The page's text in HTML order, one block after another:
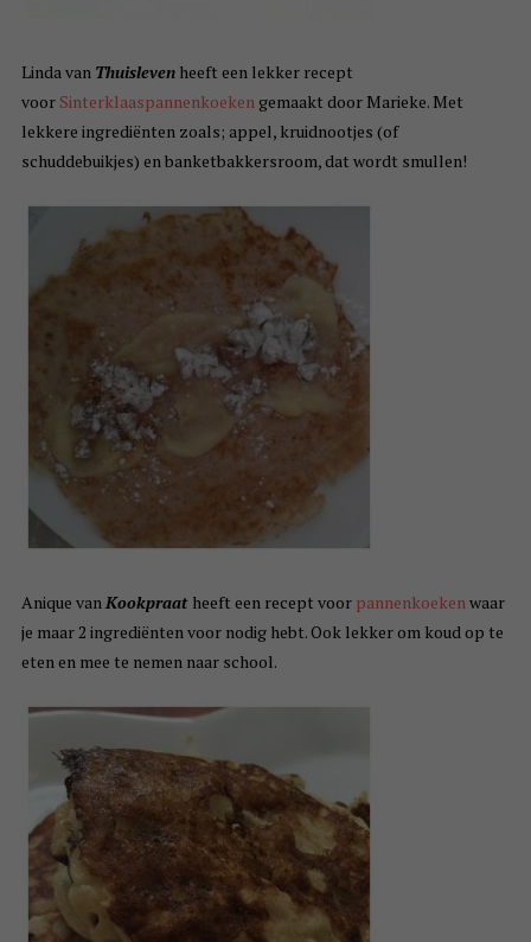
Linda van Thuislevenheeft een lekker recept
voor Sinterklaaspannenkoekengemaakt door Marieke. Met
lekkere ingrediënten zoals; appel, kruidnootjes (of
schuddebuikjes) en banketbakkersroom, dat wordt smullen!
Anique vanKookpraat heeft een recept voor pannenkoekenwaar
je maar 2 ingrediënten voor nodig hebt. Ook lekker om koud op te
eten en mee te nemen naar school.